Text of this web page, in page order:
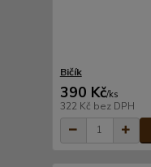
Bičík
390 Kč/ks
322 Kč bez DPH